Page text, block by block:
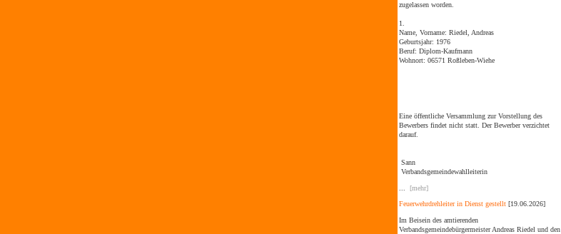
zugelassen worden.
1.
Name, Vorname: Riedel, Andreas
Geburtsjahr: 1976
Beruf: Diplom-Kaufmann
Wohnort: 06571 Roßleben-Wiehe
Eine öffentliche Versammlung zur Vorstellung des
Bewerbers findet nicht statt. Der Bewerber verzichtet
darauf.
Sann
Verbandsgemeindewahlleiterin
[mehr]
Feuerwehrdrehleiter in Dienst gestellt [19.06.2026]
Im Beisein des amtierenden
Verbandsgemeindebürgermeister Andreas Riedel und den